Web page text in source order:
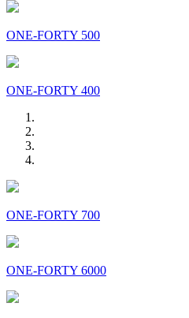
ONE-FORTY 500
ONE-FORTY 400
ONE-FORTY 700
ONE-FORTY 6000